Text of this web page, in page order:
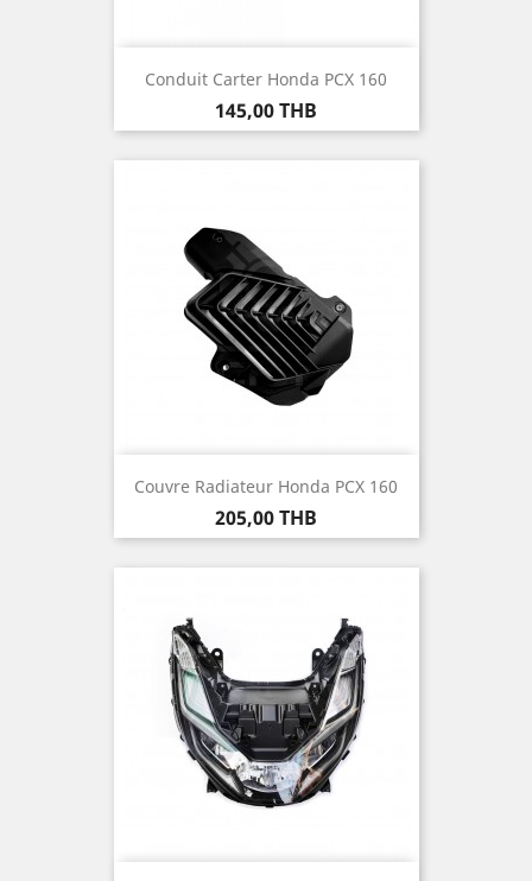
Conduit Carter Honda PCX 160
Prix
145,00 THB
Couvre Radiateur Honda PCX 160
Prix
205,00 THB